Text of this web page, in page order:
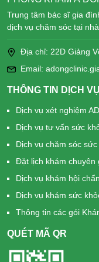
Trung tâm bác sĩ gia
dịch vụ chăm sóc tại
Địa chỉ: 22D Giảng
Email:
THÔNG TIN DỊCH VỤ
Dịch vụ xét nghiệm
Dịch vụ tư vấn sức
Dịch vụ chăm sóc
Đặt lịch khám chuyên
Dịch vụ khám hội
Dịch vụ khám sức
Thông tin các gói
QUÉT MÃ QR